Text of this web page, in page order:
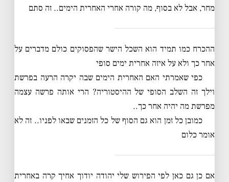
מחר, אבל לא בסוף, מה קורה אחרי האחרית הימים.. זה סתם
ההכרח כמו תמיד הוא השכל הישר שהפסוקים כולם מדברים על
אחר כך ולא על איזה אחרית ימים סופי
כפי שאמרתי האם האחרית הימים שבה יקרה הרעה בפרשת
וילך זה השלב הסופי של ההיסטוריה? הרי אותה פרשה עצמה
מפרשת מה יהיה אחר כך..
כמובן כל זמן הוא גם הסוף של כל הזמנים שבאו לפניו.. זה לא
אומר כלום
אם כן גם כאן לפי הפירוש שלי יהודה יודוך אחיך קרה באחרית